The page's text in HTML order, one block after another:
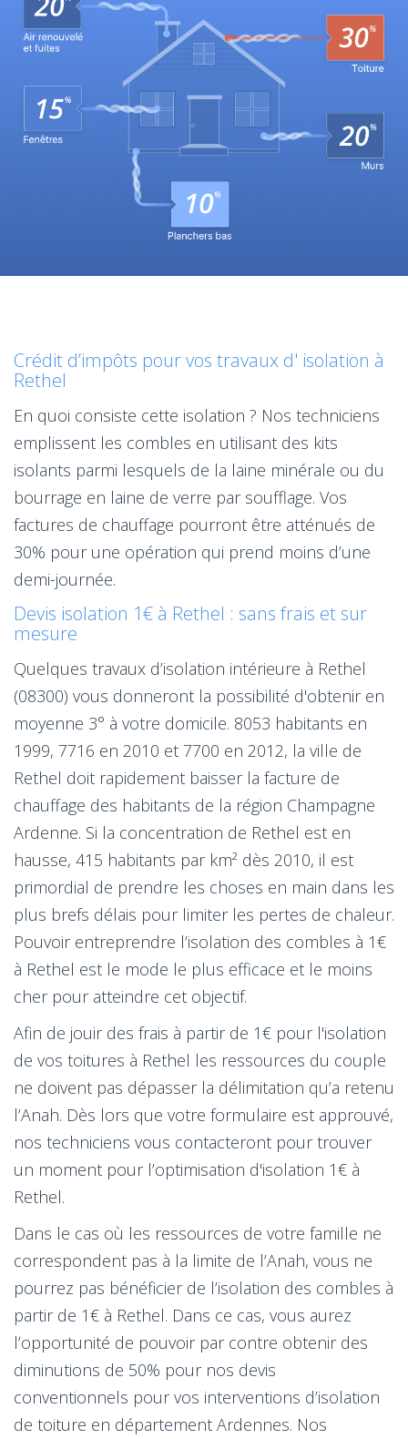
Crédit d’impôts pour vos travaux d' isolation à
Rethel
En quoi consiste cette isolation ? Nos techniciens
emplissent les combles en utilisant des kits
isolants parmi lesquels de la laine minérale ou du
bourrage en laine de verre par soufflage. Vos
factures de chauffage pourront être atténués de
30% pour une opération qui prend moins d’une
demi-journée.
Devis isolation 1€ à Rethel : sans frais et sur
mesure
Quelques travaux d’isolation intérieure à Rethel
(08300) vous donneront la possibilité d'obtenir en
moyenne 3° à votre domicile. 8053 habitants en
1999, 7716 en 2010 et 7700 en 2012, la ville de
Rethel doit rapidement baisser la facture de
chauffage des habitants de la région Champagne
Ardenne. Si la concentration de Rethel est en
hausse, 415 habitants par km² dès 2010, il est
primordial de prendre les choses en main dans les
plus brefs délais pour limiter les pertes de chaleur.
Pouvoir entreprendre l’isolation des combles à 1€
à Rethel est le mode le plus efficace et le moins
cher pour atteindre cet objectif.
Afin de jouir des frais à partir de 1€ pour l'isolation
de vos toitures à Rethel les ressources du couple
ne doivent pas dépasser la délimitation qu’a retenu
l’Anah. Dès lors que votre formulaire est approuvé,
nos techniciens vous contacteront pour trouver
un moment pour l’optimisation d'isolation 1€ à
Rethel.
Dans le cas où les ressources de votre famille ne
correspondent pas à la limite de l’Anah, vous ne
pourrez pas bénéficier de l’isolation des combles à
partir de 1€ à Rethel. Dans ce cas, vous aurez
l’opportunité de pouvoir par contre obtenir des
diminutions de 50% pour nos devis
conventionnels pour vos interventions d’isolation
de toiture en département Ardennes. Nos